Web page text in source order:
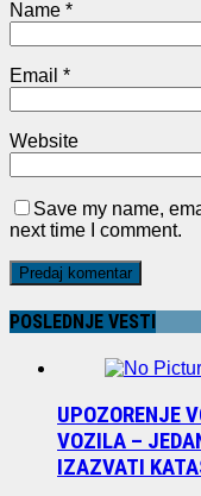
Name *
Email *
Website
Save my name,
next time I comment.
POSLEDNJE VESTI
UPOZORENJE
VOZILA –
IZAZVATI